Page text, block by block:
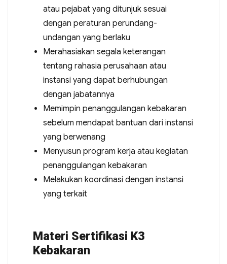
atau pejabat yang ditunjuk sesuai
dengan peraturan perundang-
undangan yang berlaku
Merahasiakan segala keterangan
tentang rahasia perusahaan atau
instansi yang dapat berhubungan
dengan jabatannya
Memimpin penanggulangan kebakaran
sebelum mendapat bantuan dari instansi
yang berwenang
Menyusun program kerja atau kegiatan
penanggulangan kebakaran
Melakukan koordinasi dengan instansi
yang terkait
Materi Sertifikasi K3
Kebakaran